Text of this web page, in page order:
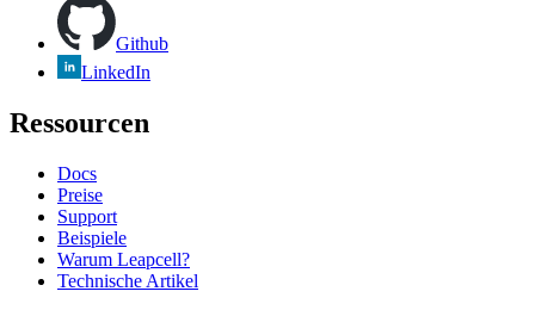
Github
LinkedIn
Ressourcen
Docs
Preise
Support
Beispiele
Warum Leapcell?
Technische Artikel